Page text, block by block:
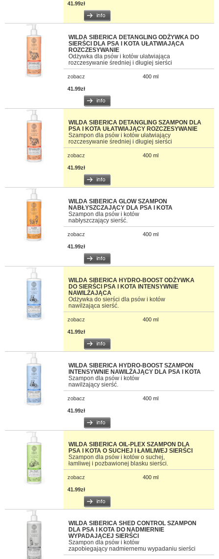
41.99zł
WILDA SIBERICA DETANGLING ODŻYWKA DO
SIERŚCI DLA PSA I KOTA UŁATWIAJĄCA
ROZCZESYWANIE
Odżywka dla psów i kotów ułatwiająca
rozczesywanie średniej i długiej sierści
zobacz 400 ml
41.99zł
WILDA SIBERICA DETANGLING SZAMPON DLA
PSA I KOTA UŁATWIAJĄCY ROZCZESYWANIE
Szampon dla psów i kotów ułatwiający
rozczesywanie średniej i długiej sierści
zobacz 400 ml
41.99zł
WILDA SIBERICA GLOW SZAMPON
NABŁYSZCZAJĄCY DLA PSA I KOTA
Szampon dla psów i kotów
nabłyszczający sierść.
zobacz 400 ml
41.99zł
WILDA SIBERICA HYDRO-BOOST ODŻYWKA
DO SIERŚCI PSA I KOTA INTENSYWNIE
NAWILŻAJĄCA
Odżywka do sierści dla psów i kotów
nawilżająca sierść.
zobacz 400 ml
41.99zł
WILDA SIBERICA HYDRO-BOOST SZAMPON
INTENSYWNIE NAWILŻAJĄCY DLA PSA I KOTA
Szampon dla psów i kotów
nawilżający sierść.
zobacz 400 ml
41.99zł
WILDA SIBERICA OIL-PLEX SZAMPON DLA
PSA I KOTA O SUCHEJ I ŁAMLIWEJ SIERŚCI
Szampon dla psów i kotów o suchej,
łamliwej i pozbawionej blasku sierści.
zobacz 400 ml
41.99zł
WILDA SIBERICA SHED CONTROL SZAMPON
DLA PSA I KOTA DO NADMIERNIE
WYPADAJĄCEJ SIERŚCI
Szampon dla psów i kotów
zapobiegający nadmiernemu wypadaniu sierści